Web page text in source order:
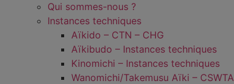
Qui sommes-nous ?
Instances techniques
Aïkido – CTN – CHG
Aïkibudo – Instances techniques
Kinomichi – Instances techniques
Wanomichi/Takemusu Aïki – CSWTA